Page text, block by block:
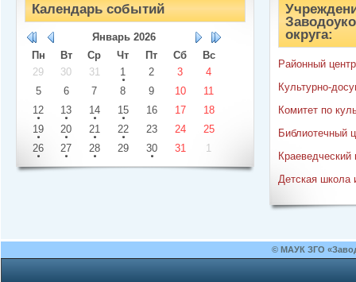
Календарь событий
Январь 2026
Пн
Вт Ср Чт Пт Сб
Вс
29
30 31 1 2 3
4
5
6 7 8 9 10
11
12
13 14 15 16 17
18
19
20 21 22 23 24
25
26
27 28 29 30 31 1
округа:
Районный
Культурно-
Комитет по
Библиотечный
Краеведческий
Детская школа
© МАУК ЗГО